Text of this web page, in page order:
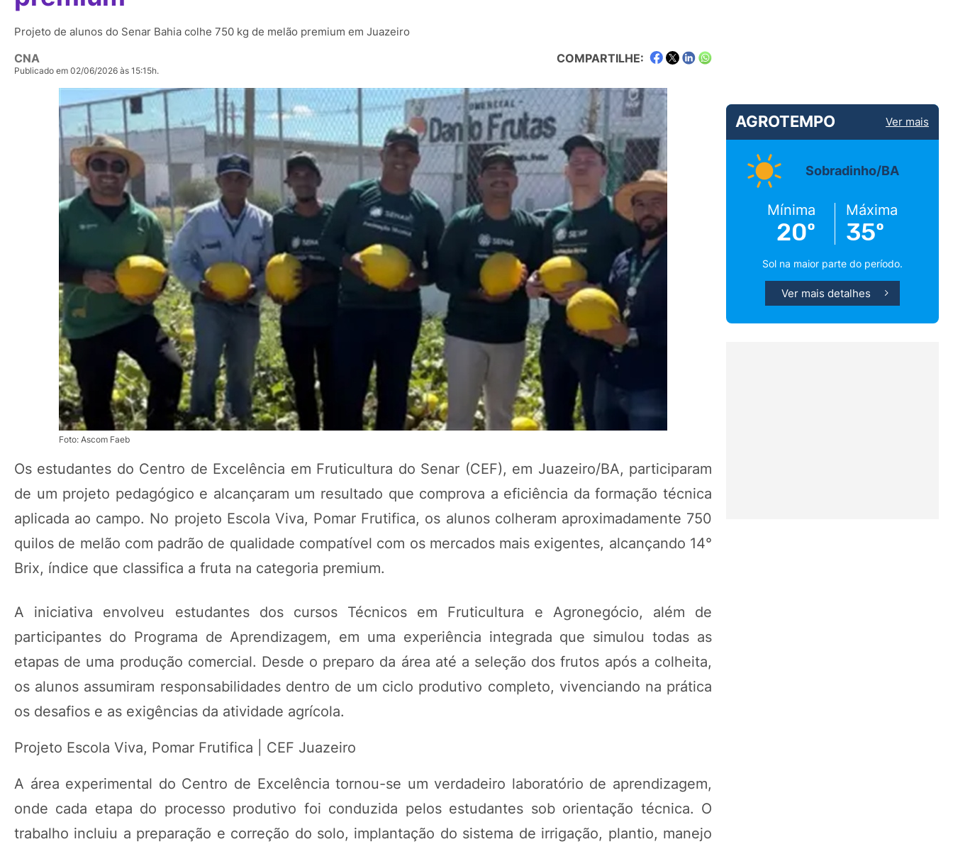
Projeto de alunos do Senar Bahia colhe 750 kg de melão premium em Juazeiro
CNA
Publicado em 02/06/2026 às 15:15h.
COMPARTILHE:
Foto: Ascom Faeb
Os estudantes do Centro de Excelência em Fruticultura do Senar (CEF), em Juazeiro/BA, participaram
de um projeto pedagógico e alcançaram um resultado que comprova a eficiência da formação técnica
aplicada ao campo. No projeto Escola Viva, Pomar Frutifica, os alunos colheram aproximadamente 750
quilos de melão com padrão de qualidade compatível com os mercados mais exigentes, alcançando 14°
Brix, índice que classifica a fruta na categoria premium.
A iniciativa envolveu estudantes dos cursos Técnicos em Fruticultura e Agronegócio, além de
participantes do Programa de Aprendizagem, em uma experiência integrada que simulou todas as
etapas de uma produção comercial. Desde o preparo da área até a seleção dos frutos após a colheita,
os alunos assumiram responsabilidades dentro de um ciclo produtivo completo, vivenciando na prática
os desafios e as exigências da atividade agrícola.
Projeto Escola Viva, Pomar Frutifica | CEF Juazeiro
A área experimental do Centro de Excelência tornou-se um verdadeiro laboratório de aprendizagem,
onde cada etapa do processo produtivo foi conduzida pelos estudantes sob orientação técnica. O
trabalho incluiu a preparação e correção do solo, implantação do sistema de irrigação, plantio, manejo
AGROTEMPO Ver mais
Sobradinho/BA
Mínima
20º
Máxima
35º
Sol na maior parte do período.
Ver mais detalhes